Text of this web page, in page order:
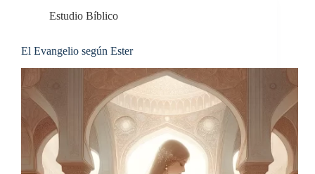
Estudio Bíblico
El Evangelio según Ester